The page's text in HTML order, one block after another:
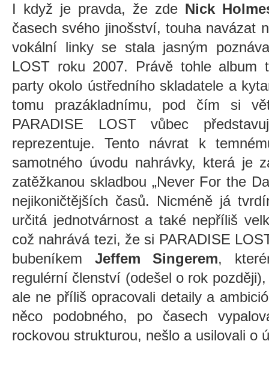
I když je pravda, že zde Nick
časech svého jinošství, touha navázat
vokální linky se stala jasným
LOST roku 2007. Právě tohle album
party okolo ústředního skladatele a
tomu prazákladnímu, pod čím si
PARADISE LOST vůbec
reprezentuje. Tento návrat k
samotného úvodu nahrávky, která je
zatěžkanou skladbou „Never For the
nejikoničtějších časů. Nicméně já
určitá jednotvárnost a také nepříliš
což nahrává tezi, že si PARADISE
bubeníkem Jeffem Singerem,
regulérní členství (odešel o rok
ale ne příliš opracovali detaily a
něco podobného, po časech
rockovou strukturou, nešlo a usilovali o